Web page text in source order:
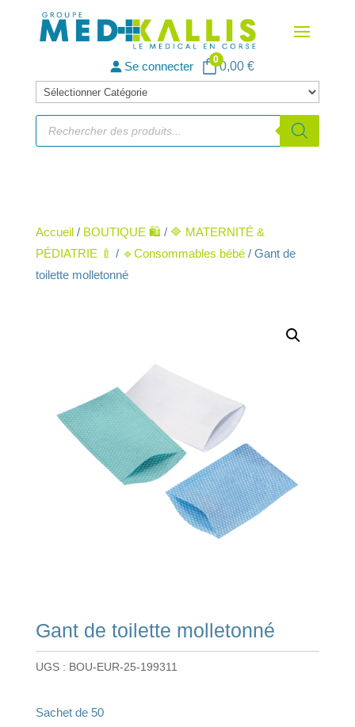
Se connecter 00,00 €
Catégories
de
produits
Recherche
produits
Accueil/ BOUTIQUE 🛍️ / 🔷 MATERNITÉ &
PÉDIATRIE 🍼 / 🔹Consommables bébé/ Gant de
toilette molletonné
Gant de toilette molletonné
UGS : BOU-EUR-25-199311
Sachet de 50